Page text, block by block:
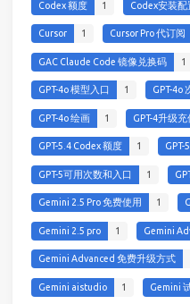
Codex 额度 1 Codex安装配
Cursor 1 Cursor Pro 代订阅
GAC Claude Code 镜像兑换码 1
GPT-4o 模型入口 1 GPT-4o
GPT-4o 绘画 1 GPT-4升级
GPT-5.4 Codex 额度 1 GPT-
GPT-5可用次数和入口 1
Gemini 2.5 Pro 免费使用 1
Gemini 2.5 pro 1 Gemini
Gemini Advanced 免费升级方式
Gemini aistudio 1 Gemini